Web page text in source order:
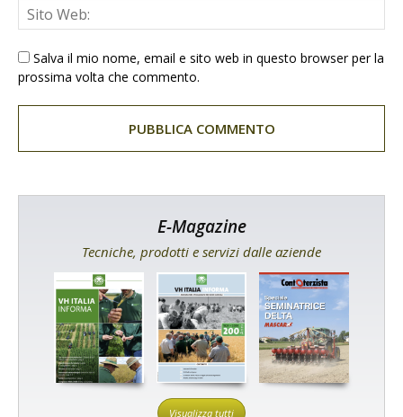
Salva il mio nome, email e sito web in questo browser per la
prossima volta che commento.
E-Magazine
Tecniche, prodotti e servizi dalle aziende
Visualizza tutti